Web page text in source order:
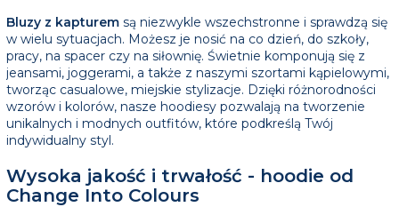
Bluzy z kapturem są niezwykle wszechstronne i sprawdzą się
w wielu sytuacjach. Możesz je nosić na co dzień, do szkoły,
pracy, na spacer czy na siłownię. Świetnie komponują się z
jeansami, joggerami, a także z naszymi szortami kąpielowymi,
tworząc casualowe, miejskie stylizacje. Dzięki różnorodności
wzorów i kolorów, nasze hoodiesy pozwalają na tworzenie
unikalnych i modnych outfitów, które podkreślą Twój
indywidualny styl.
Wysoka jakość i trwałość - hoodie od
Change Into Colours